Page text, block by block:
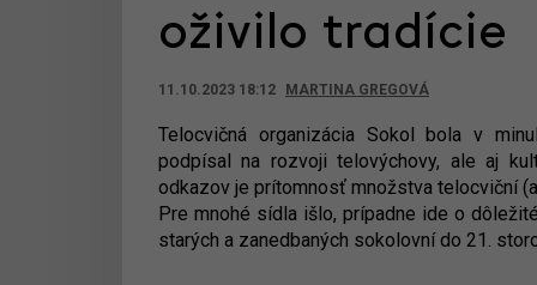
oživilo tradície
11.10.2023 18:12 MARTINA GREGOVÁ
Telocvičná organizácia Sokol bola v
podpísal na rozvoji telovýchovy, ale aj
odkazov je prítomnosť množstva telocviční
Pre mnohé sídla išlo, prípadne ide o
starých a zanedbaných sokolovní do 21.